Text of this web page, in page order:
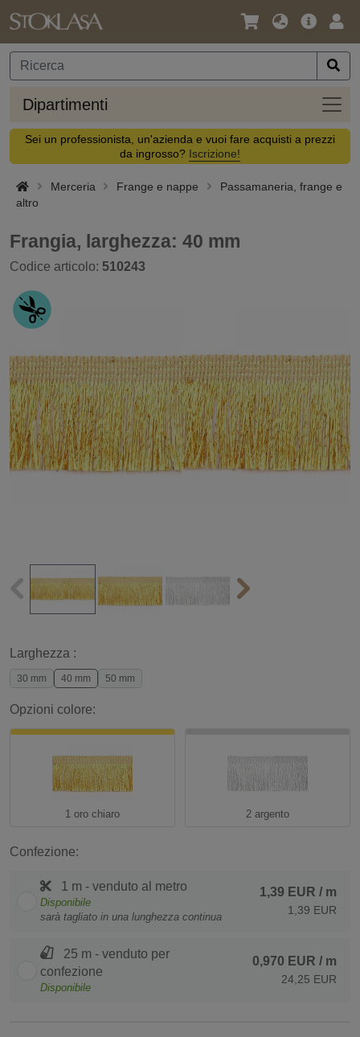
Lingua
Valuta
Offerta
Dipartimenti
Sei un professionista, un'azienda e vuoi fare acquisti a prezzi
da ingrosso? Iscrizione!
Merceria Frange e nappe
Passamaneria, frange e
altro
Frangia, larghezza: 40 mm
Codice articolo: 510243
Larghezza :
30 mm 40 mm 50 mm
Opzioni colore:
1 oro chiaro 2 argento
Confezione:
1 m - venduto al metro
Disponibile
sarà tagliato in una lunghezza continua
1,39 EUR / m
1,39 EUR
25 m - venduto per
confezione
Disponibile
0,970 EUR / m
24,25 EUR